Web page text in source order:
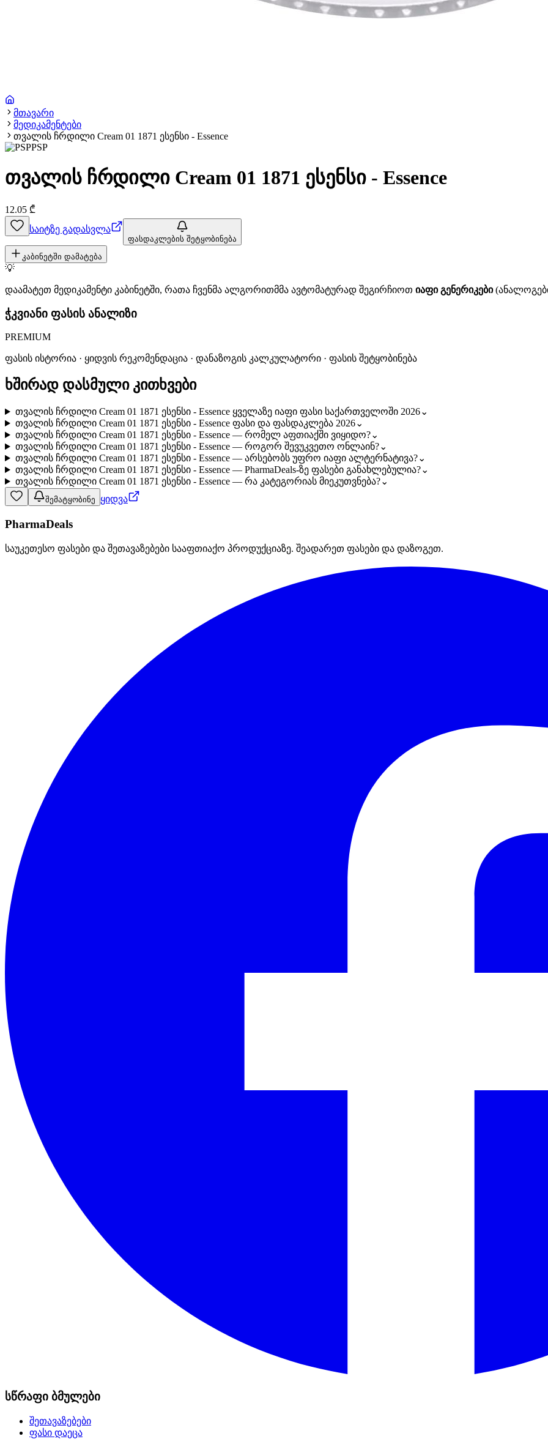
მთავარი
მედიკამენტები
თვალის ჩრდილი Cream 01 1871 ესენსი - Essence
PSP
თვალის ჩრდილი Cream 01 1871 ესენსი - Essence
12.05 ₾
საიტზე გადასვლა
ფასდაკლების შეტყობინება
კაბინეტში დამატება
💡
დაამატეთ მედიკამენტი კაბინეტში, რათა ჩვენმა ალგორითმმა ავტომატურად შეგირჩიოთ იაფი გენერიკები
ჭკვიანი ფასის ანალიზი
PREMIUM
ფასის ისტორია · ყიდვის რეკომენდაცია · დანაზოგის კალკულატორი · ფასის შეტყობინება
ხშირად დასმული კითხვები
თვალის ჩრდილი Cream 01 1871 ესენსი - Essence ყველაზე იაფი ფასი საქართველოში 2026⌄
თვალის ჩრდილი Cream 01 1871 ესენსი - Essence ფასი და ფასდაკლება 2026⌄
თვალის ჩრდილი Cream 01 1871 ესენსი - Essence — რომელ აფთიაქში ვიყიდო?⌄
თვალის ჩრდილი Cream 01 1871 ესენსი - Essence — როგორ შევუკვეთო ონლაინ?⌄
თვალის ჩრდილი Cream 01 1871 ესენსი - Essence — არსებობს უფრო იაფი ალტერნატივა?⌄
თვალის ჩრდილი Cream 01 1871 ესენსი - Essence — PharmaDeals-ზე ფასები განახლებულია?⌄
თვალის ჩრდილი Cream 01 1871 ესენსი - Essence — რა კატეგორიას მიეკუთვნება?⌄
შემატყობინე ყიდვა
PharmaDeals
საუკეთესო ფასები და შეთავაზებები სააფთიაქო პროდუქციაზე. შეადარეთ ფასები და დაზოგეთ.
სწრაფი ბმულები
შეთავაზებები
ფასი დაეცა